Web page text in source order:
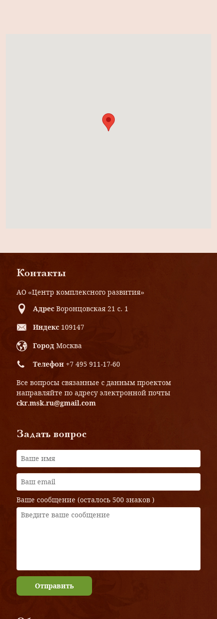
Контакты
АО «Центр комплексного развития»
Адрес Воронцовская 21 с. 1
Индекс 109147
Город Москва
Телефон +7 495 911-17-60
Все вопросы связанные с данным проектом
направляйте по адресу электронной почты
ckr.msk.ru@gmail.com
Задать вопрос
Ваше сообщение (осталось 500 знаков )
Отправить